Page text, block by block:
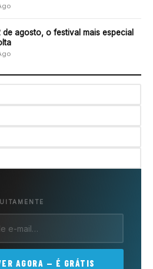
de agosto, o festival mais especial
AGORA — É GRÁTIS